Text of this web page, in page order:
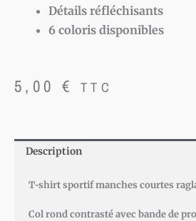
Détails réfléchisants
6 coloris disponibles
5,00 € TTC
Description
T-shirt sportif manches courtes
Col rond contrasté avec bande de